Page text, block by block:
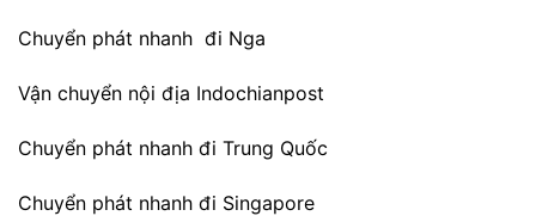
Chuyển phát nhanh đi Nga
Vận chuyển nội địa Indochianpost
Chuyển phát nhanh đi Trung Quốc
Chuyển phát nhanh đi Singapore